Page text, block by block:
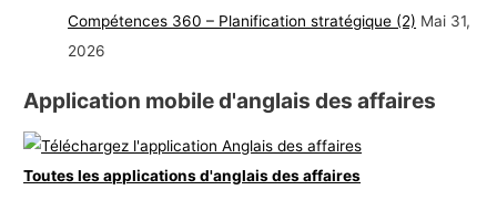
Compétences 360 – Planification stratégique (2) Mai 31,
2026
Application mobile d'anglais des affaires
Toutes les applications d'anglais des affaires